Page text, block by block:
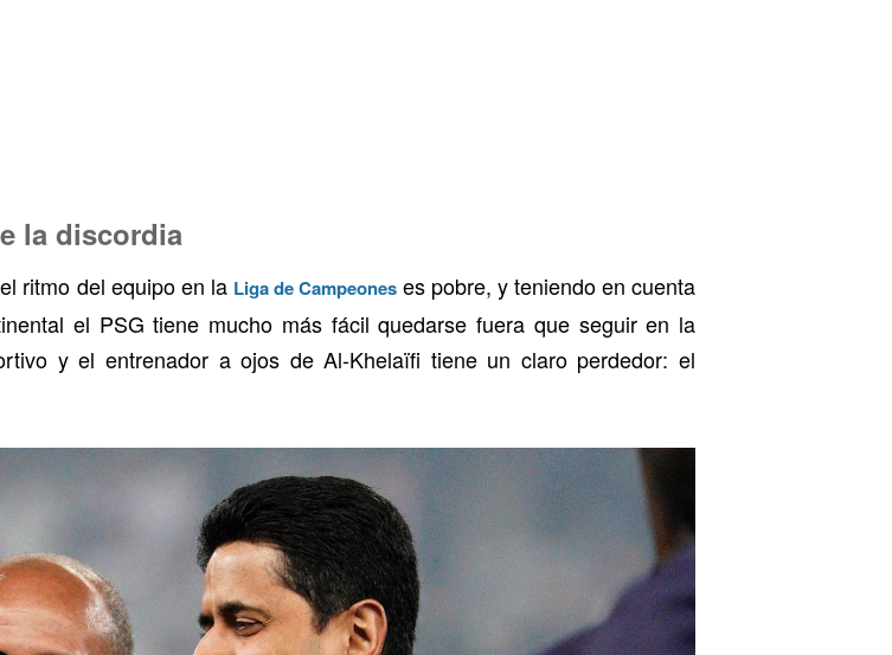
la discordia
ritmo del equipo en la Liga de Campeones es pobre, y teniendo en cuenta
el PSG tiene mucho más fácil quedarse fuera que seguir en la
y el entrenador a ojos de Al-Khelaïfi tiene un claro perdedor: el